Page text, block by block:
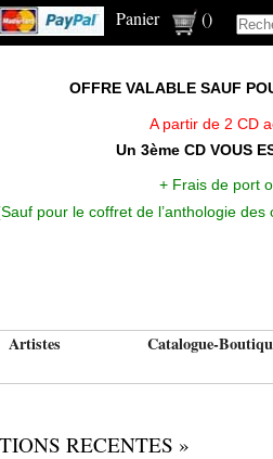
Panier ()
OFFRE VALABLE SAUF
A partir de 2 CD
Un 3ème CD VOUS
+ Frais de port
pour le coffret de l’anthologie
Artistes
Catalogue-
RECENTES »